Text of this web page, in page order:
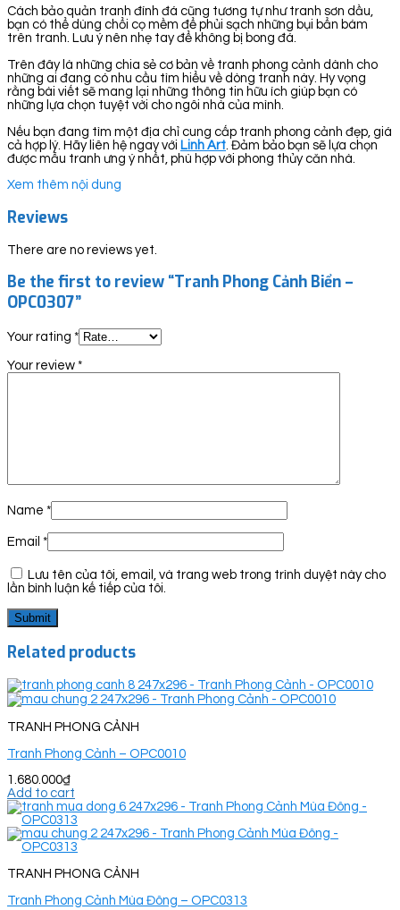
Cách bảo quản tranh đính đá cũng tương tự như tranh sơn dầu,
bạn có thể dùng chổi cọ mềm để phủi sạch những bụi bẩn bám
trên tranh. Lưu ý nên nhẹ tay để không bị bong đá.
Trên đây là những chia sẻ cơ bản về tranh phong cảnh dành cho
những ai đang có nhu cầu tìm hiểu về dòng tranh này. Hy vọng
rằng bài viết sẽ mang lại những thông tin hữu ích giúp bạn có
những lựa chọn tuyệt vời cho ngôi nhà của mình.
Nếu bạn đang tìm một địa chỉ cung cấp tranh phong cảnh đẹp, giá
cả hợp lý. Hãy liên hệ ngay với Linh Art . Đảm bảo bạn sẽ lựa chọn
được mẫu tranh ưng ý nhất, phù hợp với phong thủy căn nhà.
Xem thêm nội dung
Reviews
There are no reviews yet.
Be the first to review “Tranh Phong Cảnh Biển –
OPC0307”
Your rating *
Your review *
Name *
Email *
Lưu tên của tôi, email, và trang web trong trình duyệt này cho
lần bình luận kế tiếp của tôi.
Related products
TRANH PHONG CẢNH
Tranh Phong Cảnh – OPC0010
1.680.000₫
Add to cart
TRANH PHONG CẢNH
Tranh Phong Cảnh Mùa Đông – OPC0313